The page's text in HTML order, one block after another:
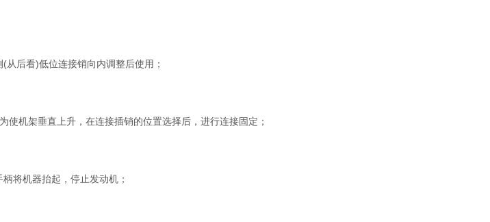
后看)低位连接销向内调整后使用；
使机架垂直上升，在连接插销的位置选择后，进行连接固定；
将机器抬起，停止发动机；